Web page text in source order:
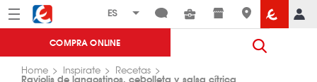
Menú Eroski
COMPRA ONLINE
Home Inspirate Recetas
Raviolis de langostinos, cebolleta y salsa cítrica